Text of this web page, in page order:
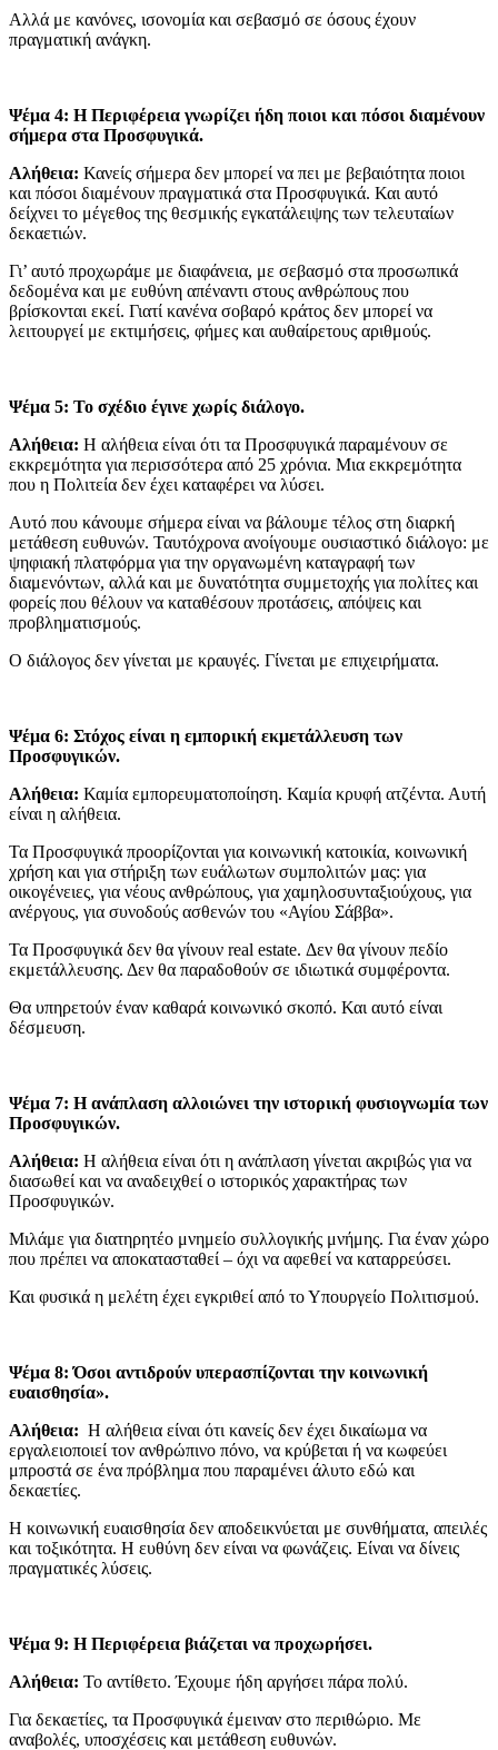
Αλλά με κανόνες, ισονομία και σεβασμό σε όσους έχουν
πραγματική ανάγκη.
Ψέμα 4: Η Περιφέρεια γνωρίζει ήδη ποιοι και πόσοι διαμένουν
σήμερα στα Προσφυγικά.
Αλήθεια: Κανείς σήμερα δεν μπορεί να πει με βεβαιότητα ποιοι
και πόσοι διαμένουν πραγματικά στα Προσφυγικά. Και αυτό
δείχνει το μέγεθος της θεσμικής εγκατάλειψης των τελευταίων
δεκαετιών.
Γι’ αυτό προχωράμε με διαφάνεια, με σεβασμό στα προσωπικά
δεδομένα και με ευθύνη απέναντι στους ανθρώπους που
βρίσκονται εκεί. Γιατί κανένα σοβαρό κράτος δεν μπορεί να
λειτουργεί με εκτιμήσεις, φήμες και αυθαίρετους αριθμούς.
Ψέμα 5: Το σχέδιο έγινε χωρίς διάλογο.
Αλήθεια: Η αλήθεια είναι ότι τα Προσφυγικά παραμένουν σε
εκκρεμότητα για περισσότερα από 25 χρόνια. Μια εκκρεμότητα
που η Πολιτεία δεν έχει καταφέρει να λύσει.
Αυτό που κάνουμε σήμερα είναι να βάλουμε τέλος στη διαρκή
μετάθεση ευθυνών. Ταυτόχρονα ανοίγουμε ουσιαστικό διάλογο: με
ψηφιακή πλατφόρμα για την οργανωμένη καταγραφή των
διαμενόντων, αλλά και με δυνατότητα συμμετοχής για πολίτες και
φορείς που θέλουν να καταθέσουν προτάσεις, απόψεις και
προβληματισμούς.
Ο διάλογος δεν γίνεται με κραυγές. Γίνεται με επιχειρήματα.
Ψέμα 6: Στόχος είναι η εμπορική εκμετάλλευση των
Προσφυγικών.
Αλήθεια: Καμία εμπορευματοποίηση. Καμία κρυφή ατζέντα. Αυτή
είναι η αλήθεια.
Τα Προσφυγικά προορίζονται για κοινωνική κατοικία, κοινωνική
χρήση και για στήριξη των ευάλωτων συμπολιτών μας: για
οικογένειες, για νέους ανθρώπους, για χαμηλοσυνταξιούχους, για
ανέργους, για συνοδούς ασθενών του «Αγίου Σάββα».
Τα Προσφυγικά δεν θα γίνουν real estate. Δεν θα γίνουν πεδίο
εκμετάλλευσης. Δεν θα παραδοθούν σε ιδιωτικά συμφέροντα.
Θα υπηρετούν έναν καθαρά κοινωνικό σκοπό. Και αυτό είναι
δέσμευση.
Ψέμα 7: Η ανάπλαση αλλοιώνει την ιστορική φυσιογνωμία των
Προσφυγικών.
Αλήθεια: Η αλήθεια είναι ότι η ανάπλαση γίνεται ακριβώς για να
διασωθεί και να αναδειχθεί ο ιστορικός χαρακτήρας των
Προσφυγικών.
Μιλάμε για διατηρητέο μνημείο συλλογικής μνήμης. Για έναν χώρο
που πρέπει να αποκατασταθεί – όχι να αφεθεί να καταρρεύσει.
Και φυσικά η μελέτη έχει εγκριθεί από το Υπουργείο Πολιτισμού.
Ψέμα 8: Όσοι αντιδρούν υπερασπίζονται την κοινωνική
ευαισθησία».
Αλήθεια: Η αλήθεια είναι ότι κανείς δεν έχει δικαίωμα να
εργαλειοποιεί τον ανθρώπινο πόνο, να κρύβεται ή να κωφεύει
μπροστά σε ένα πρόβλημα που παραμένει άλυτο εδώ και
δεκαετίες.
Η κοινωνική ευαισθησία δεν αποδεικνύεται με συνθήματα, απειλές
και τοξικότητα. Η ευθύνη δεν είναι να φωνάζεις. Είναι να δίνεις
πραγματικές λύσεις.
Ψέμα 9: Η Περιφέρεια βιάζεται να προχωρήσει.
Αλήθεια: Το αντίθετο. Έχουμε ήδη αργήσει πάρα πολύ.
Για δεκαετίες, τα Προσφυγικά έμειναν στο περιθώριο. Με
αναβολές, υποσχέσεις και μετάθεση ευθυνών.